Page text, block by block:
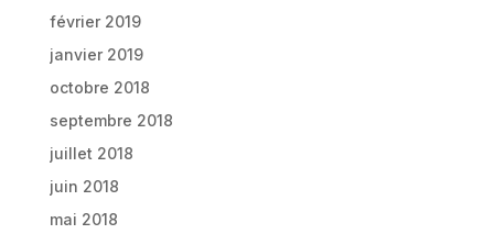
février 2019
janvier 2019
octobre 2018
septembre 2018
juillet 2018
juin 2018
mai 2018